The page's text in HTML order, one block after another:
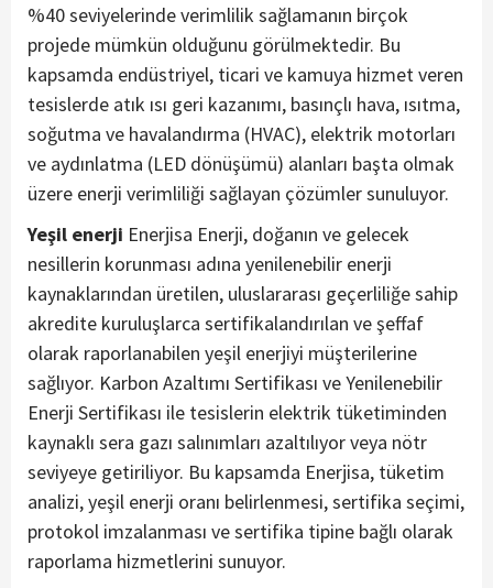
%40 seviyelerinde verimlilik sağlamanın birçok
projede mümkün olduğunu görülmektedir. Bu
kapsamda endüstriyel, ticari ve kamuya hizmet veren
tesislerde atık ısı geri kazanımı, basınçlı hava, ısıtma,
soğutma ve havalandırma (HVAC), elektrik motorları
ve aydınlatma (LED dönüşümü) alanları başta olmak
üzere enerji verimliliği sağlayan çözümler sunuluyor.
Yeşil enerji Enerjisa Enerji, doğanın ve gelecek
nesillerin korunması adına yenilenebilir enerji
kaynaklarından üretilen, uluslararası geçerliliğe sahip
akredite kuruluşlarca sertifikalandırılan ve şeffaf
olarak raporlanabilen yeşil enerjiyi müşterilerine
sağlıyor. Karbon Azaltımı Sertifikası ve Yenilenebilir
Enerji Sertifikası ile tesislerin elektrik tüketiminden
kaynaklı sera gazı salınımları azaltılıyor veya nötr
seviyeye getiriliyor. Bu kapsamda Enerjisa, tüketim
analizi, yeşil enerji oranı belirlenmesi, sertifika seçimi,
protokol imzalanması ve sertifika tipine bağlı olarak
raporlama hizmetlerini sunuyor.